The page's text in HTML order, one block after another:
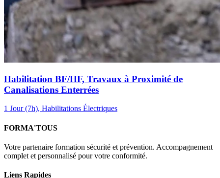
Habilitation BF/HF, Travaux à Proximité de
Canalisations Enterrées
1 Jour (7h), Habilitations Électriques
FORMA'TOUS
Votre partenaire formation sécurité et prévention. Accompagnement
complet et personnalisé pour votre conformité.
Liens Rapides